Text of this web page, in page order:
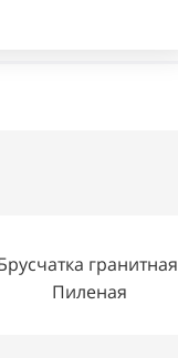
гранитная
Пиленая